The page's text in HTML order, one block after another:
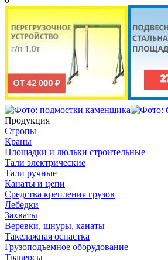
Продукция
Стропы
Краны
Площадки и люльки строительные
Тали электрические
Тали ручные
Канаты и цепи
Средства крепления грузов
Лебедки
Захваты
Веревки, шнуры, канаты
Такелажная оснастка
Грузоподъемное оборудование
Траверсы